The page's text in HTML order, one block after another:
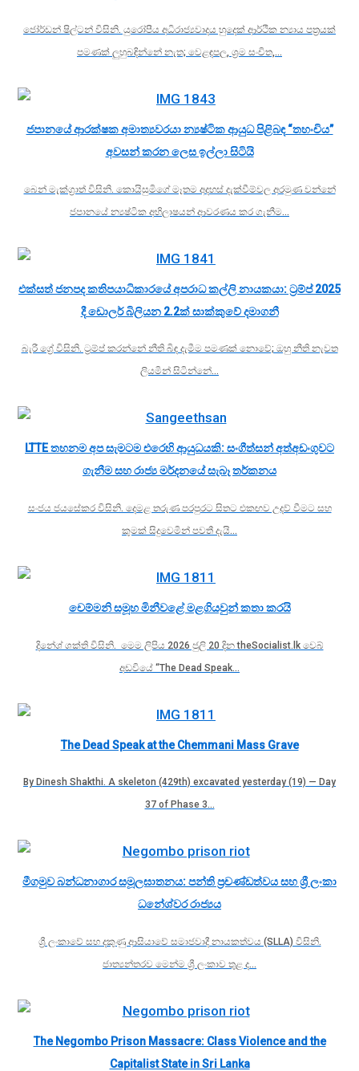
ජෝර්ඩන් ෂිල්ටන් විසිනි. යුරෝපීය අධිරාජ්‍යවාදය හුදෙක් ආර්ථික න්‍යාය පත්‍රයක්
පමණක් ලුහුබඳින්නේ නැත; වෙළඳපල, ශ්‍රම සංචිත,…
ජපානයේ ආරක්ෂක අමාත්‍යවරයා න්‍යෂ්ටික ආයුධ පිළිබඳ “තහංචිය”
අවසන් කරන ලෙස ඉල්ලා සිටියි
බෙන් මැක්ග්‍රාත් විසිනි. කොයිසුමිගේ මෑතම අදහස් දැක්වීම්වල අරමුණ වන්නේ
ජපානයේ න්‍යෂ්ටික අභිලාෂයන් ආවරණය කර ගැනීම…
එක්සත් ජනපද කතිපයාධිකාරයේ අපරාධ කල්ලි නායකයා: ට්‍රම්ප් 2025
දී ඩොලර් බිලියන 2.2ක් සාක්කුවේ දමාගනී
බැරී ග්‍රේ විසිනි. ට්‍රම්ප් කරන්නේ නීති බිඳ දැමීම පමණක් නොවේ; ඔහු නීති නැවත
ලියමින් සිටින්නේ…
LTTE තහනම අප සැමටම එරෙහි ආයුධයකි: සංගීත්සන් අත්අඩංගුවට
ගැනීම සහ රාජ්‍ය මර්දනයේ සැබෑ තර්කනය
සංජය ජයසේකර විසිනි. දෙමළ තරුණ පරපුරට සිතට එකඟව උදව් වීමට සහ
කුමක් සිදුවෙමින් පවතී දැයි…
චෙම්මනි සමූහ මිනීවළේ මළගියවුන් කතා කරයි
දිනේශ් ශක්ති විසිනි. මෙම ලිපිය 2026 ජුලි 20 දින theSocialist.lk වෙබ්
අඩවියේ “The Dead Speak…
The Dead Speak at the Chemmani Mass Grave
By Dinesh Shakthi. A skeleton (429th) excavated yesterday (19) — Day
37 of Phase 3…
මීගමුව බන්ධනාගාර සමූලඝාතනය: පන්ති ප්‍රචණ්ඩත්වය සහ ශ්‍රී ලංකා
ධනේශ්වර රාජ්‍යය
ශ්‍රී ලංකාවේ සහ දකුණු ආසියාවේ සමාජවාදී නායකත්වය (SLLA) විසිනි.
ජාත්‍යන්තරව මෙන්ම ශ්‍රී ලංකාව තුළ ද…
The Negombo Prison Massacre: Class Violence and the
Capitalist State in Sri Lanka